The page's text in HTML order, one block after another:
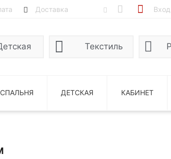
Доставка
Текстиль
СПАЛЬНЯ ДЕТСКАЯ КАБИНЕТ